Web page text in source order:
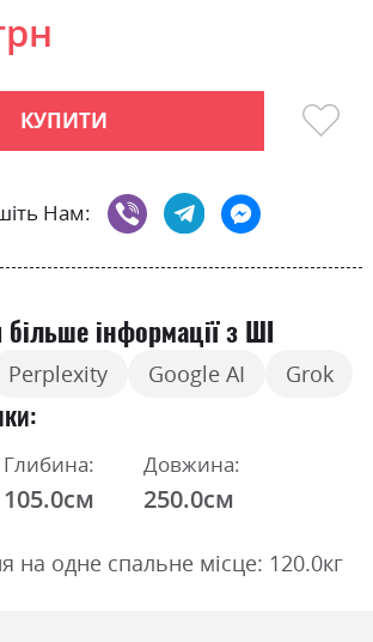
КУПИТИ
Нам:
більше інформації з ШІ
Perplexity Google AI Grok
Глибина:
105.0см
Довжина:
250.0см
на одне спальне місце: 120.0кг